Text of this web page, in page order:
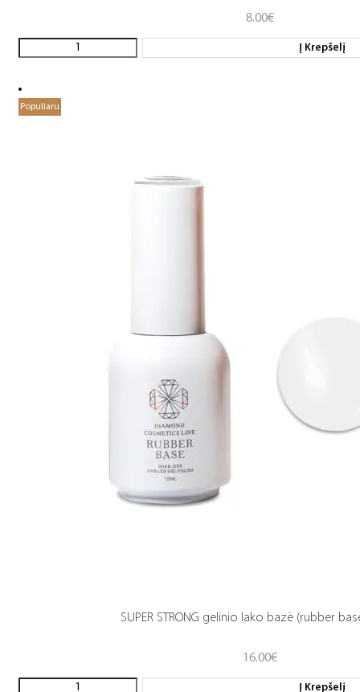
8.00€
Į Krepšelį
Populiaru
SUPER STRONG gelinio lako bazė (rubber
16.00€
Į Krepšelį